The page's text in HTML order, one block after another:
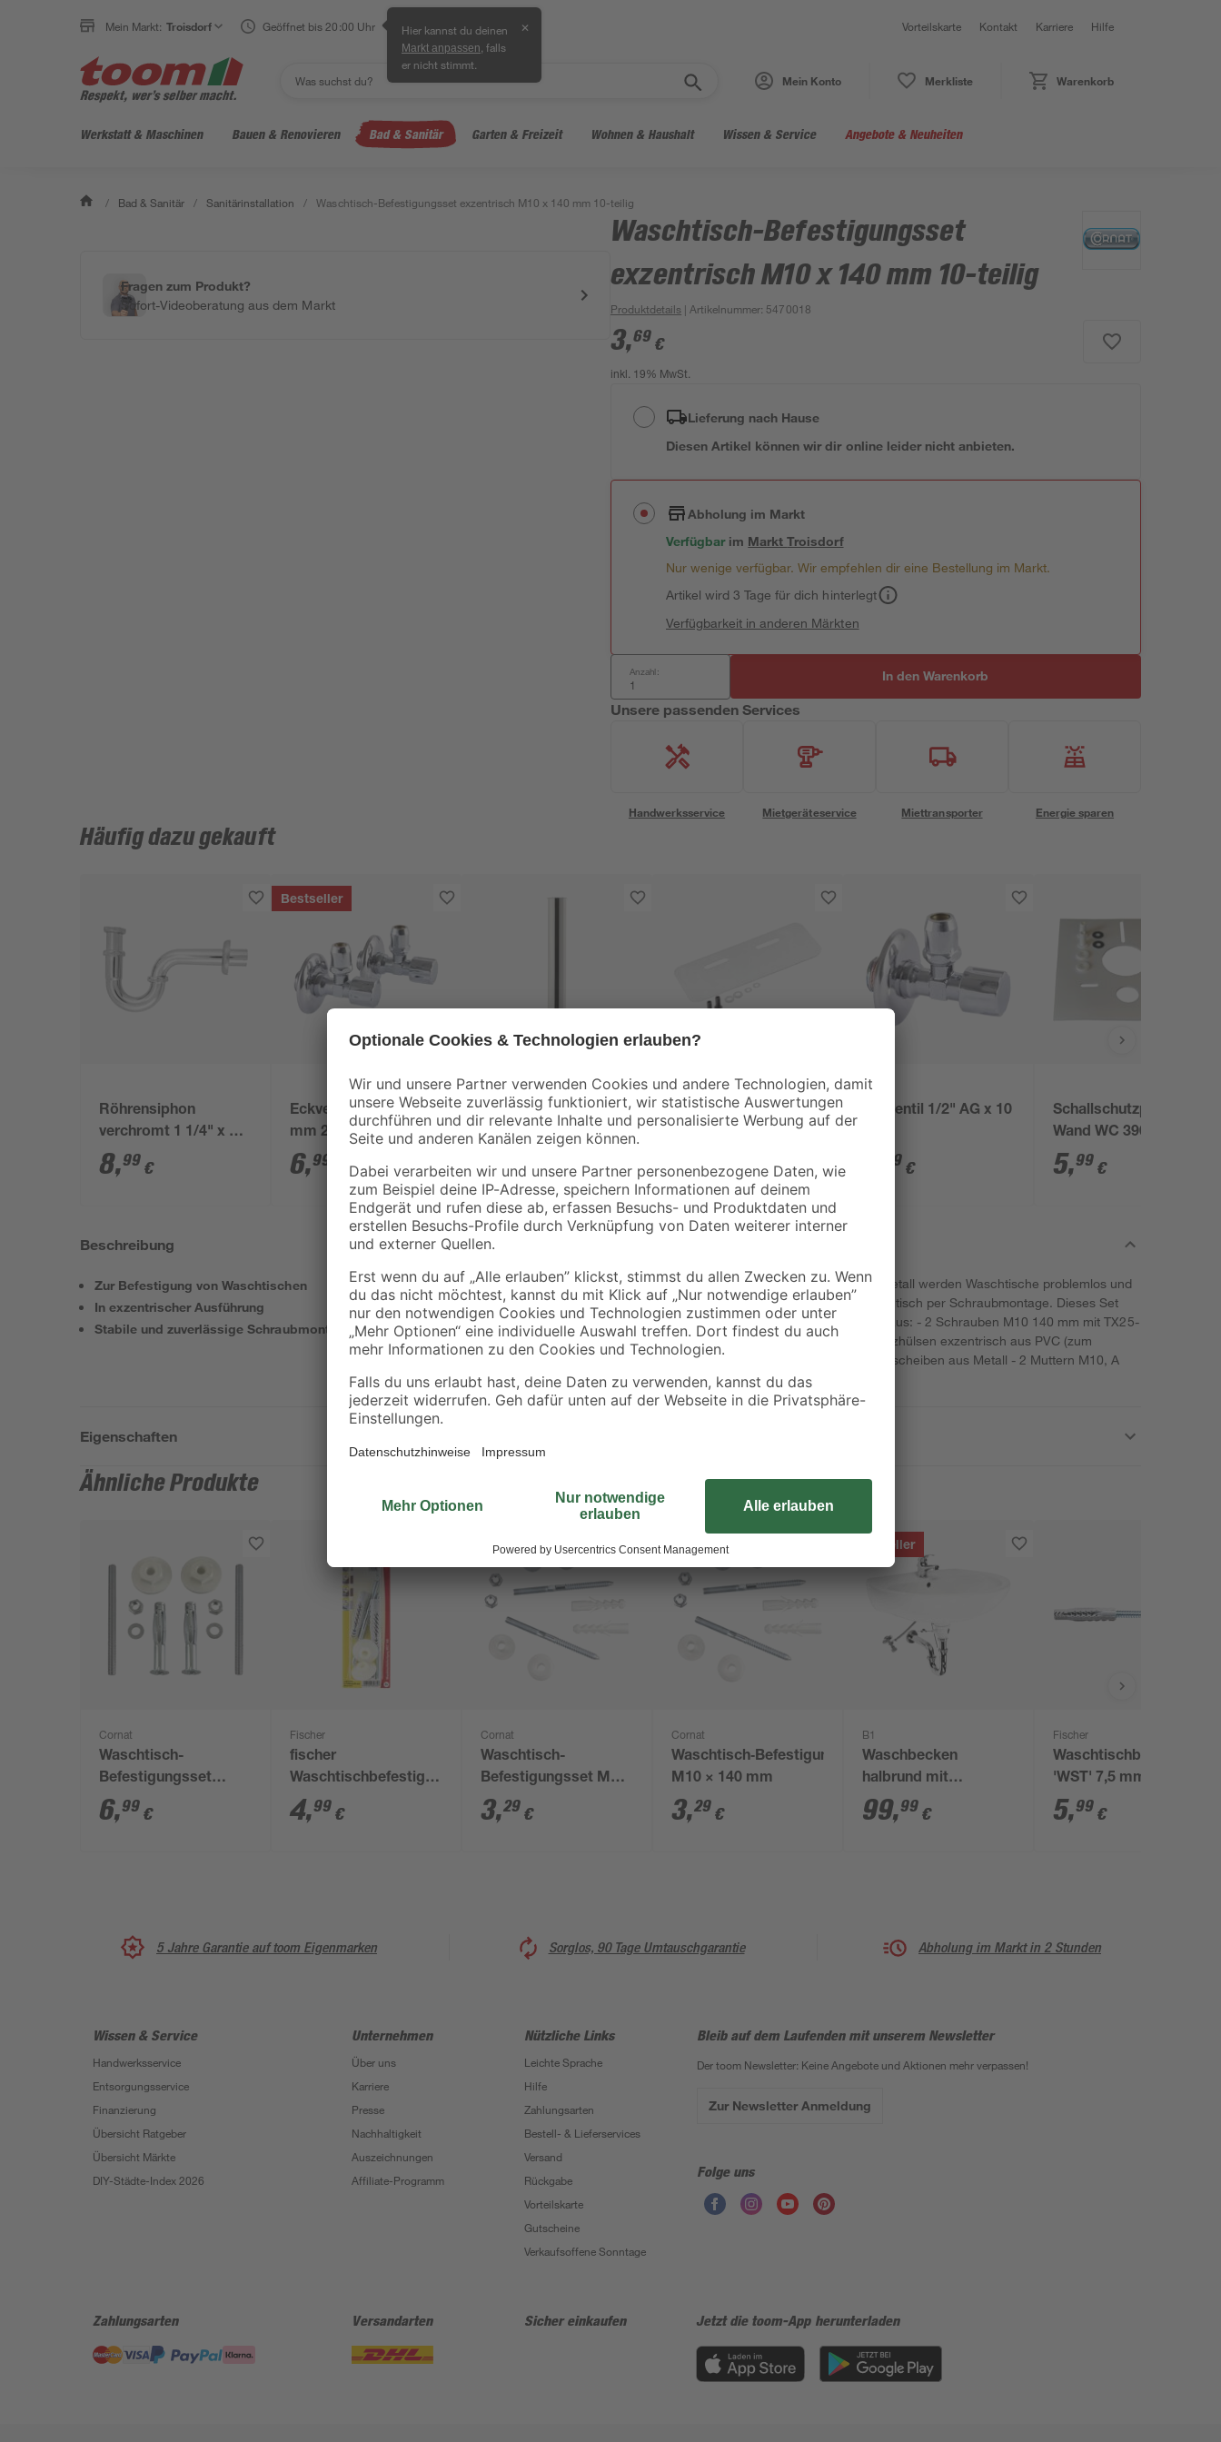
Mein Markt: Troisdorf Geöffnet bis 20:00 Uhr Hier kannst du deinen
Markt anpassen , falls
er nicht stimmt.
✕ Vorteilskarte Kontakt Karriere Hilfe
Mein Konto Merkliste Warenkorb
Werkstatt & Maschinen Bauen & Renovieren Bad & Sanitär Garten & Freizeit Wohnen & Haushalt Wissen & Service Angebote & Neuheiten
/ Bad & Sanitär / Sanitärinstallation / Waschtisch-Befestigungsset exzentrisch M10 x 140 mm 10-teilig
Fragen zum Produkt?
Sofort-Videoberatung aus dem Markt
Waschtisch-Befestigungsset
exzentrisch M10 x 140 mm 10-teilig
Produktdetails | Artikelnummer: 5470018
3,69 €
inkl. 19% MwSt.
Lieferung nach Hause
Diesen Artikel können wir dir online leider nicht anbieten.
Abholung im Markt
Verfügbar im MarktTroisdorf
Nur wenige verfügbar. Wir empfehlen dir eine Bestellung im Markt.
Artikel wird 3 Tage für dich hinterlegt
Verfügbarkeit in anderen Märkten
Anzahl: In den Warenkorb
Unsere passenden Services
Handwerksservice Mietgeräteservice Miettransporter Energie sparen
Häufig dazu gekauft
Röhrensiphon
verchromt 1 1/4" x 32
mm
8,99 €
Bestseller
Eckventil 1/2" AG x 10
mm 2 Stück
6,99
Tauchrohr verchromt
1 1/4" x 32 x 200 mm
4, €
sanicomfort
Schallschutzset für
Waschtische 750 x
7, €
Eckventil 1/2" AG x 10
79 €
Schallschutzplatte für
Wand WC 390 x 420 x
5 mm
5,99 €
Beschreibung
Zur Befestigung von Waschtischen
In exzentrischer Ausführung
Stabile und zuverlässige Schraubmontage
Mit dem Waschtisch-Befestigungsset von Conmetall werden Waschtische problemlos und
zuverlässig befestigt. Montieren Sie Ihren Waschtisch per Schraubmontage. Dieses Set
enthält alle nötigen Einzelteile. Das Set besteht aus: - 2 Schrauben M10 140 mm mit TX25-
Aufnahme - 2 Dübel 14 mm lang - 2 Schallschutzhülsen exzentrisch aus PVC (zum
Höhenausgleich des Waschtisches) - 2 Unterlegscheiben aus Metall - 2 Muttern M10, A
M10, B 140 mm
Eigenschaften
Ähnliche Produkte
Cornat
Waschtisch-
Befestigungsset
exzentrisch für
Hohlwände 10-teilig
6,99 €
Fischer
fischer
Waschtischbefestigung
WST 140 2 Stück
4,99 €
Cornat
Waschtisch-
Befestigungsset M10
x 140 mm 10-teilig
3,29 €
Cornat
Waschtisch‑Befestigung
M10 × 140 mm
3,29 €
Bestseller
B1
Waschbecken
halbrund mit
Armaturen weiß 60
cm
99,99 €
Fischer
Waschtischbefestigung
'WST' 7,5 mm 2 Stück
5,99 €
5 Jahre Garantie auf toom Eigenmarken Sorglos, 90 Tage Umtauschgarantie Abholung im Markt in 2 Stunden
Wissen & Service
Handwerksservice
Entsorgungsservice
Finanzierung
Übersicht Ratgeber
Übersicht Märkte
DIY-Städte-Index 2026
Unternehmen
Über uns
Karriere
Presse
Nachhaltigkeit
Auszeichnungen
Affiliate-Programm
Nützliche Links
Leichte Sprache
Hilfe
Zahlungsarten
Bestell- & Lieferservices
Versand
Rückgabe
Vorteilskarte
Gutscheine
Verkaufsoffene Sonntage
Bleib auf dem Laufenden mit unserem Newsletter
Der toom Newsletter: Keine Angebote und Aktionen mehr verpassen!
Zur Newsletter Anmeldung
Folge uns
Zahlungsarten Versandarten Sicher einkaufen Jetzt die toom-App herunterladen